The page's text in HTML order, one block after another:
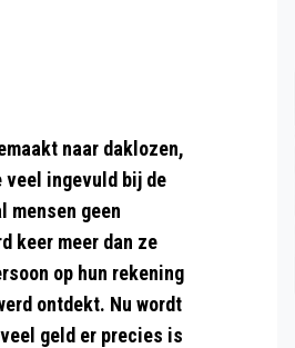
naar daklozen,
veel ingevuld bij de
mensen geen
keer meer dan ze
op hun rekening
ontdekt. Nu wordt
geld er precies is